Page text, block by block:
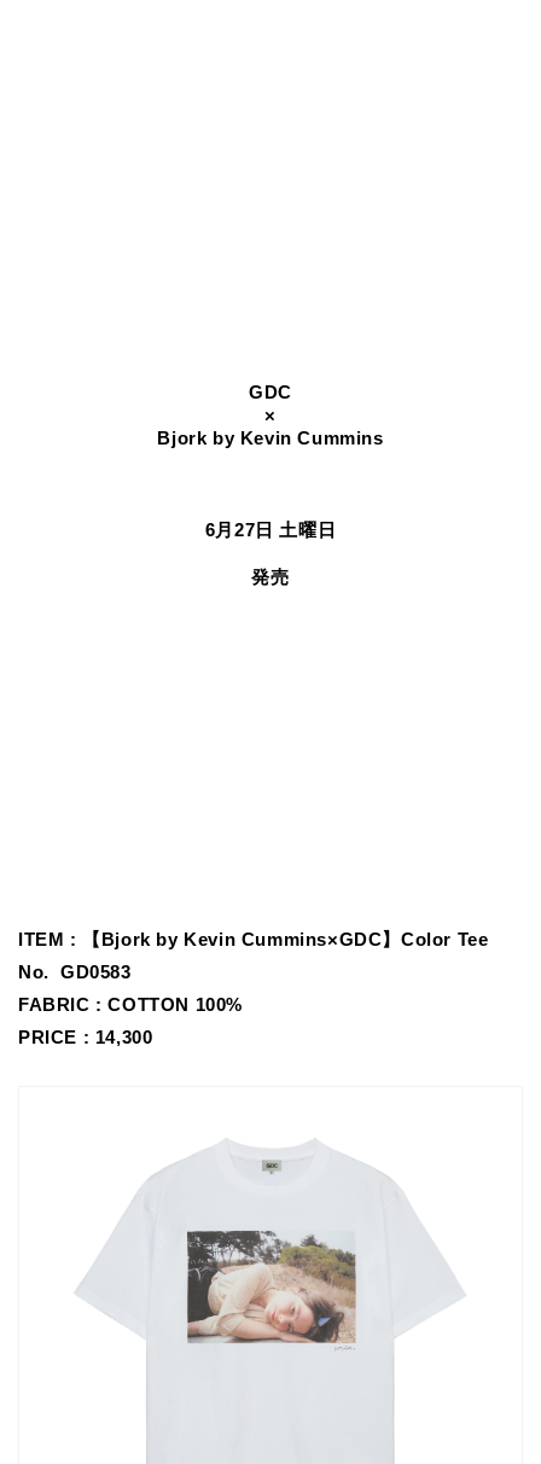
GDC
×
Bjork by Kevin Cummins
6月27日 土曜日
発売
ITEM : 【Bjork by Kevin Cummins×GDC】Color Tee
No. GD0583
FABRIC : COTTON 100%
PRICE : 14,300